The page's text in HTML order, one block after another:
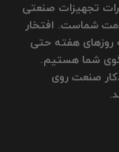
تجهیزات صنعتی
شماست. افتخار
روزهای هفته حتی
صبح تا 10 شب پاسخگوی شما هستیم.
صنعت روی